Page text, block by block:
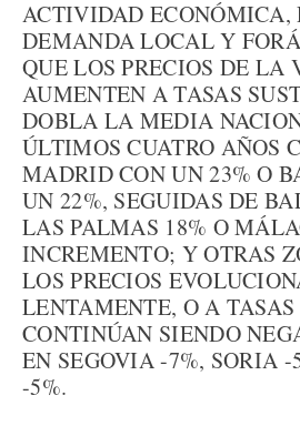
ACTIVIDAD ECONÓMICA,
DEMANDA LOCAL Y
QUE LOS PRECIOS DE LA
AUMENTEN A TASAS
DOBLA LA MEDIA
ÚLTIMOS CUATRO AÑOS
MADRID CON UN 23% O
UN 22%, SEGUIDAS DE
LAS PALMAS 18% O
INCREMENTO; Y OTRAS
LOS PRECIOS
LENTAMENTE, O A TASAS
CONTINÚAN SIENDO
EN SEGOVIA -7%, SORIA -
-5%.